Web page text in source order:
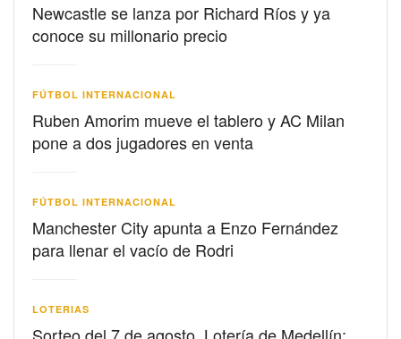
Newcastle se lanza por Richard Ríos y ya
conoce su millonario precio
FÚTBOL INTERNACIONAL
Ruben Amorim mueve el tablero y AC Milan
pone a dos jugadores en venta
FÚTBOL INTERNACIONAL
Manchester City apunta a Enzo Fernández
para llenar el vacío de Rodri
LOTERIAS